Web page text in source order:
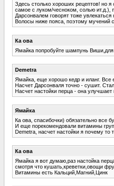
Здесь столько хороших рецептов! но я
самое с луком/чесноком, солью ит.д.),
Дарсонвалем говорят тоже
Волосы ниже пояса, поэтому мучений
Ка ова
Ямайка попробуйте шампунь Виши,для
Demetra
Ямайка, еще хорошо кедр и иланг. Все
Насчет Дарсонваля точно - сушит.
Насчет настойки перца - она улучшает
Ямайка
Ка ова, спасибочки) обязательно все
И еще порекомендовали витамины
Demetra, насчет настойки я почему
Ка ова
Ямайка я вот думаю,раз настойка
смотря что кушать,креветки,овощи
Витамины есть Кальций,Магний,Цинк